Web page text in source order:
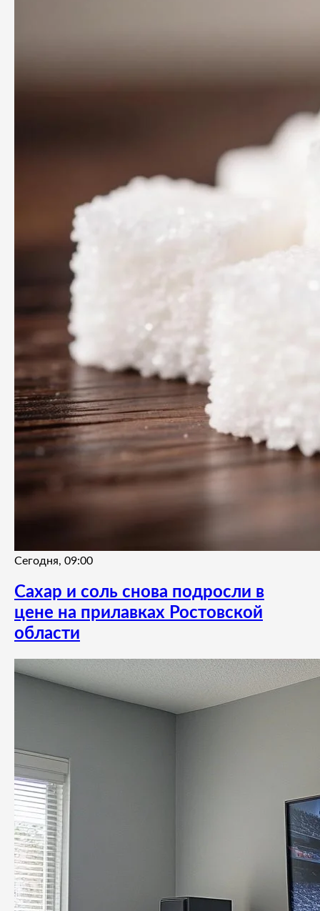
Сегодня, 09:00
Сахар и соль снова подросли в
цене на прилавках Ростовской
области